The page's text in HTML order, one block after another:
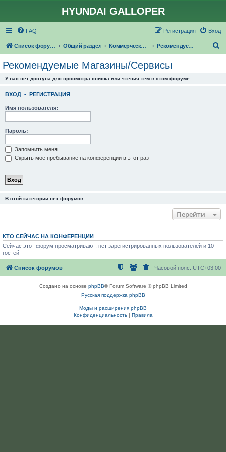
HYUNDAI GALLOPER
FAQ Вход
Регистрация
Список форумов Общий раздел Коммерческий раздел Рекомендуемые Магазины/Сервисы
Рекомендуемые Магазины/Сервисы
У вас нет доступа для просмотра списка или чтения тем в этом форуме.
ВХОД • РЕГИСТРАЦИЯ
Имя пользователя:
Пароль:
Запомнить меня
Скрыть моё пребывание на конференции в этот раз
В этой категории нет форумов.
Перейти
КТО СЕЙЧАС НА КОНФЕРЕНЦИИ
Сейчас этот форум просматривают: нет зарегистрированных пользователей и 10
гостей
Список форумов Часовой пояс: UTC+03:00
Создано на основе phpBB® Forum Software © phpBB Limited
Русская поддержка phpBB
Моды и расширения phpBB
Конфиденциальность| Правила